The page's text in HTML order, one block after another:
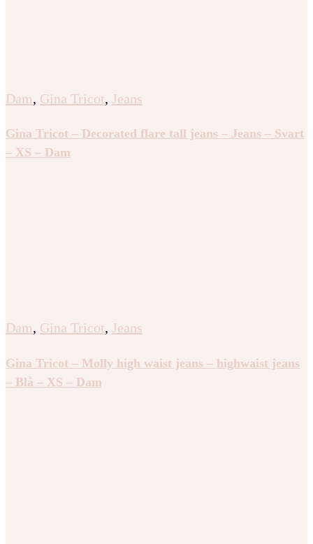
Dam, Gina Tricot, Jeans
Gina Tricot – Decorated flare tall jeans – Jeans – Svart
– XS – Dam
Dam, Gina Tricot, Jeans
Gina Tricot – Molly high waist jeans – highwaist jeans
– Blå – XS – Dam